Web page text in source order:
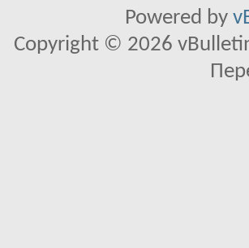
Powered by
Copyright © 2026